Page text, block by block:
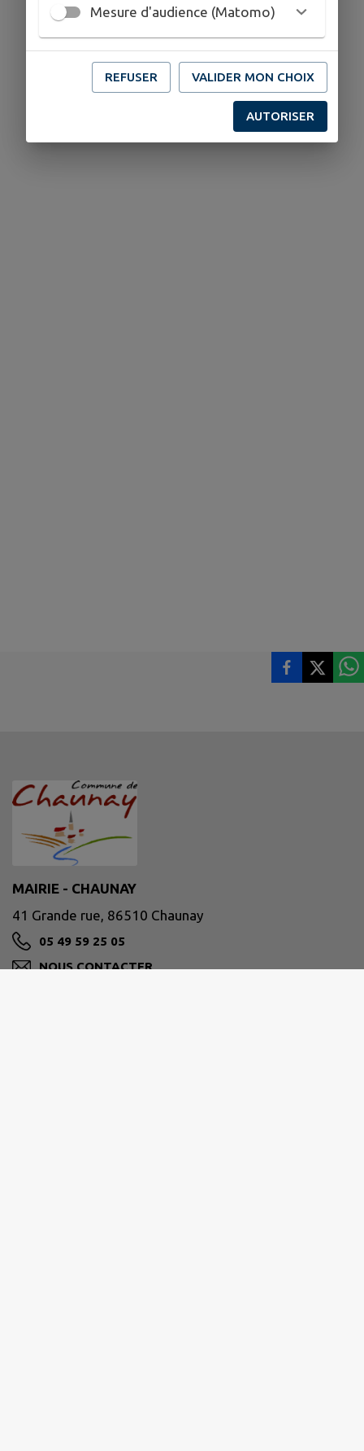
MAIRIE - CHAUNAY
41 Grande rue, 86510 Chaunay
05 49 59 25 05
NOUS CONTACTER
Mesure d'audience (Matomo)
REFUSER VALIDER MON CHOIX
AUTORISER